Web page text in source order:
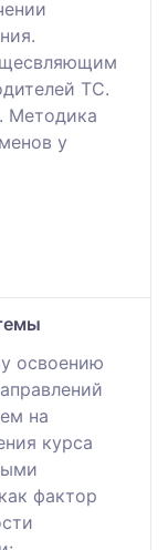
ТС.
Методика
у
освоению
на
курса
фактор